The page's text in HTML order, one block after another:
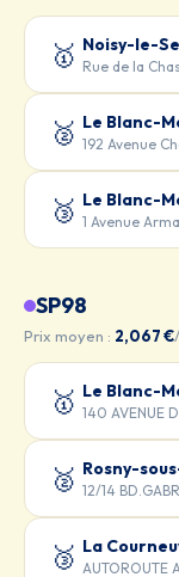
🥇 Noisy-le-
Rue de la
🥈 Le Blanc-
192 Avenue
🥉 Le Blanc-
1 Avenue
SP98
Prix moyen : 2,067 €
🥇 Le Blanc-
140 AVENUE
🥈 Rosny-
12/14
🥉 La